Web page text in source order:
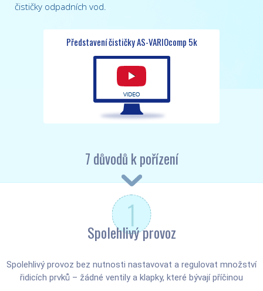
čističky odpadních vod.
Představení čističky AS-VARIOcomp 5k
7 důvodů k pořízení
1
Spolehlivý provoz
Spolehlivý provoz bez nutnosti nastavovat a regulovat množství
řidicích prvků – žádné ventily a klapky, které bývají příčinou